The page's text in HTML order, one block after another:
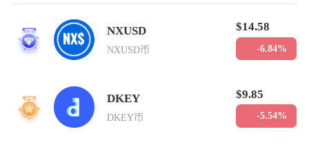
1
NXUSD
NXUSD币
$14.58
-6.84%
2
DKEY
DKEY币
$9.85
-5.54%